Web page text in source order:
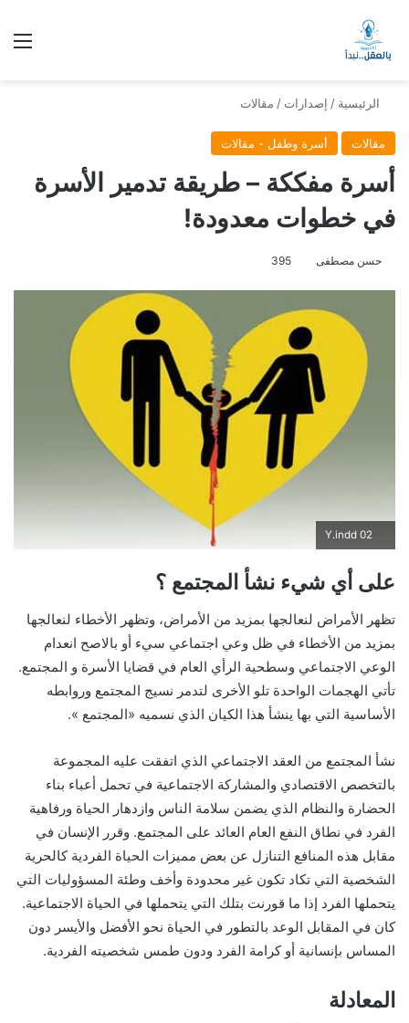
الرئيسية / إصدارات / مقالات
مقالات أسرة وطفل - مقالات
أسرة مفككة – طريقة تدمير الأسرة
في خطوات معدودة!
حسن مصطفى 395
على أي شيء نشأ المجتمع ؟
تظهر الأمراض لنعالجها بمزيد من الأمراض، وتظهر الأخطاء لنعالجها
بمزيد من الأخطاء في ظل وعي اجتماعي سيء أو بالاصح انعدام
الوعي الاجتماعي وسطحية الرأي العام في قضايا الأسرة و المجتمع.
تأتي الهجمات الواحدة تلو الأخرى لتدمر نسيج المجتمع وروابطه
الأساسية التي بها ينشأ هذا الكيان الذي نسميه «المجتمع ».
نشأ المجتمع من العقد الاجتماعي الذي اتفقت عليه المجموعة
بالتخصص الاقتصادي والمشاركة الاجتماعية في تحمل أعباء بناء
الحضارة والنظام الذي يضمن سلامة الناس وازدهار الحياة ورفاهية
الفرد في نطاق النفع العام العائد على المجتمع. وقرر الإنسان في
مقابل هذه المنافع التنازل عن بعض مميزات الحياة الفردية كالحرية
الشخصية التي تكاد تكون غير محدودة وأخف وطئة المسؤوليات التي
يتحملها الفرد إذا ما قورنت بتلك التي يتحملها في الحياة الاجتماعية.
كان في المقابل الوعد بالتطور في الحياة نحو الأفضل والأيسر دون
المساس بإنسانية أو كرامة الفرد ودون طمس شخصيته الفردية.
المعادلة